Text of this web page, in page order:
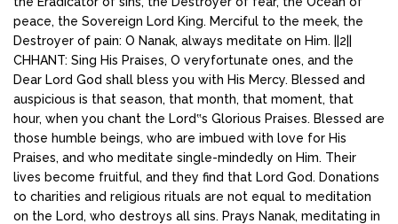
peace, the Sovereign Lord King. Merciful to the meek, the
Destroyer of pain: O Nanak, always meditate on Him. ||2||
CHHANT: Sing His Praises, O veryfortunate ones, and the
Dear Lord God shall bless you with His Mercy. Blessed and
auspicious is that season, that month, that moment, that
hour, when you chant the Lord‟s Glorious Praises. Blessed are
those humble beings, who are imbued with love for His
Praises, and who meditate single-mindedly on Him. Their
lives become fruitful, and they find that Lord God. Donations
to charities and religious rituals are not equal to meditation
on the Lord, who destroys all sins. Prays Nanak, meditating in